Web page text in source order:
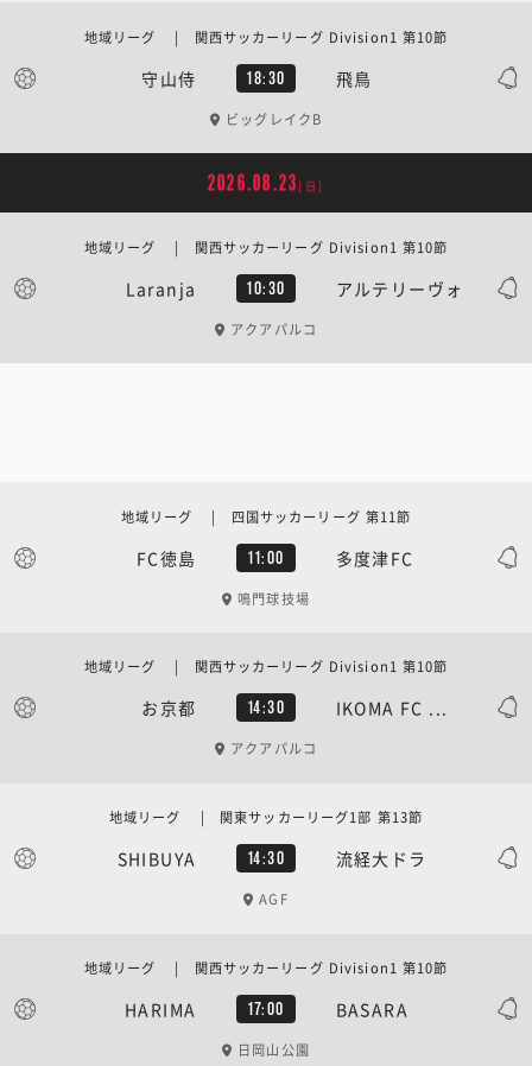
守山侍 18:30 飛鳥
地域リーグ | 関西サッカーリーグ Division1 第10節
ビッグレイクB
2026.08.23 [日]
Laranja 10:30 アルテリーヴォ
地域リーグ | 関西サッカーリーグ Division1 第10節
アクアパルコ
FC徳島 11:00 多度津FC
地域リーグ | 四国サッカーリーグ 第11節
鳴門球技場
お京都 14:30 IKOMA FC ...
地域リーグ | 関西サッカーリーグ Division1 第10節
アクアパルコ
SHIBUYA 14:30 流経大ドラ
地域リーグ | 関東サッカーリーグ1部 第13節
AGF
HARIMA 17:00 BASARA
地域リーグ | 関西サッカーリーグ Division1 第10節
日岡山公園